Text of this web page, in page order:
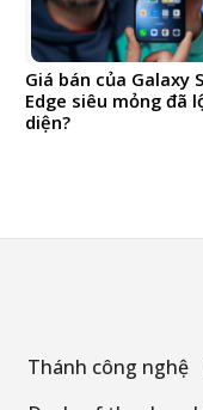
Giá bán của Galaxy
Edge siêu mỏng đã
diện?
Thánh công nghệ